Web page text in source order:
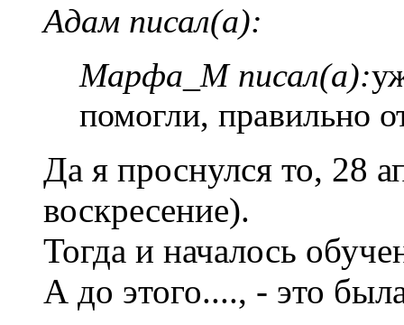
Адам писал(а):
Марфа_М писал(а):
помогли, правильно
Да я проснулся то, 28
воскресение).
Тогда и началось
А до этого...., - это